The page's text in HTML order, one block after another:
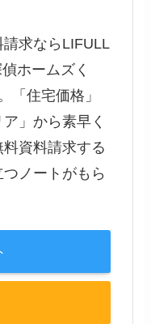
求ならLIFULL
ホームズく
「住宅価格」
」から素早く
資料請求する
ノートがもら